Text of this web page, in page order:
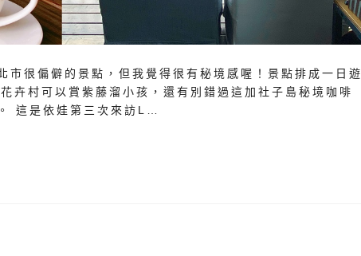
市很偏僻的景點，但我覺得很有秘境感喔！景點排成一日遊
卉村可以賞紫藤溜小孩，還有別錯過這加社子島秘境咖啡
這是依娃第三次來訪L…